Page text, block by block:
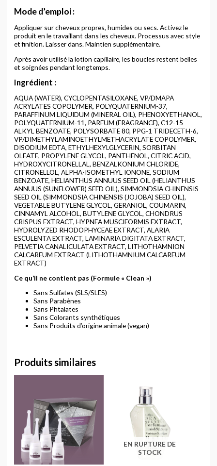
Mode d’emploi :
Appliquer sur cheveux propres, humides ou secs. Activez le
produit en le travaillant dans les cheveux. Processus avec style
et finition. Laisser dans. Maintien supplémentaire.
Après avoir utilisé la lotion capillaire, les boucles restent belles
et soignées pendant longtemps.
Ingrédient :
AQUA (WATER), CYCLOPENTASILOXANE, VP/DMAPA
ACRYLATES COPOLYMER, POLYQUATERNIUM-37,
PARAFFINUM LIQUIDUM (MINERAL OIL), PHENOXYETHANOL,
POLYQUATERNIUM-11, PARFUM (FRAGRANCE), C12-15
ALKYL BENZOATE, POLYSORBATE 80, PPG-1 TRIDECETH-6,
VP/DIMETHYLAMINOETHYLMETHACRYLATE COPOLYMER,
DISODIUM EDTA, ETHYLHEXYLGLYCERIN, SORBITAN
OLEATE, PROPYLENE GLYCOL, PANTHENOL, CITRIC ACID,
HYDROXYCITRONELLAL, BENZALKONIUM CHLORIDE,
CITRONELLOL, ALPHA-ISOMETHYL IONONE, SODIUM
BENZOATE, HELIANTHUS ANNUUS SEED OIL (HELIANTHUS
ANNUUS (SUNFLOWER) SEED OIL), SIMMONDSIA CHINENSIS
SEED OIL (SIMMONDSIA CHINENSIS (JOJOBA) SEED OIL),
VEGETABLE BUTYLENE GLYCOL, GERANIOL, COUMARIN,
CINNAMYL ALCOHOL, BUTYLENE GLYCOL, CHONDRUS
CRISPUS EXTRACT, HYPNEA MUSCIFORMIS EXTRACT,
HYDROLYZED RHODOPHYCEAE EXTRACT, ALARIA
ESCULENTA EXTRACT, LAMINARIA DIGITATA EXTRACT,
PELVETIA CANALICULATA EXTRACT, LITHOTHAMNION
CALCAREUM EXTRACT (LITHOTHAMNIUM CALCAREUM
EXTRACT)
Ce qu’il ne contient pas (Formule « Clean »)
Sans Sulfates (SLS/SLES)
Sans Parabènes
Sans Phtalates
Sans Colorants synthétiques
Sans Produits d’origine animale (vegan)
Produits similaires
EN RUPTURE DE
STOCK